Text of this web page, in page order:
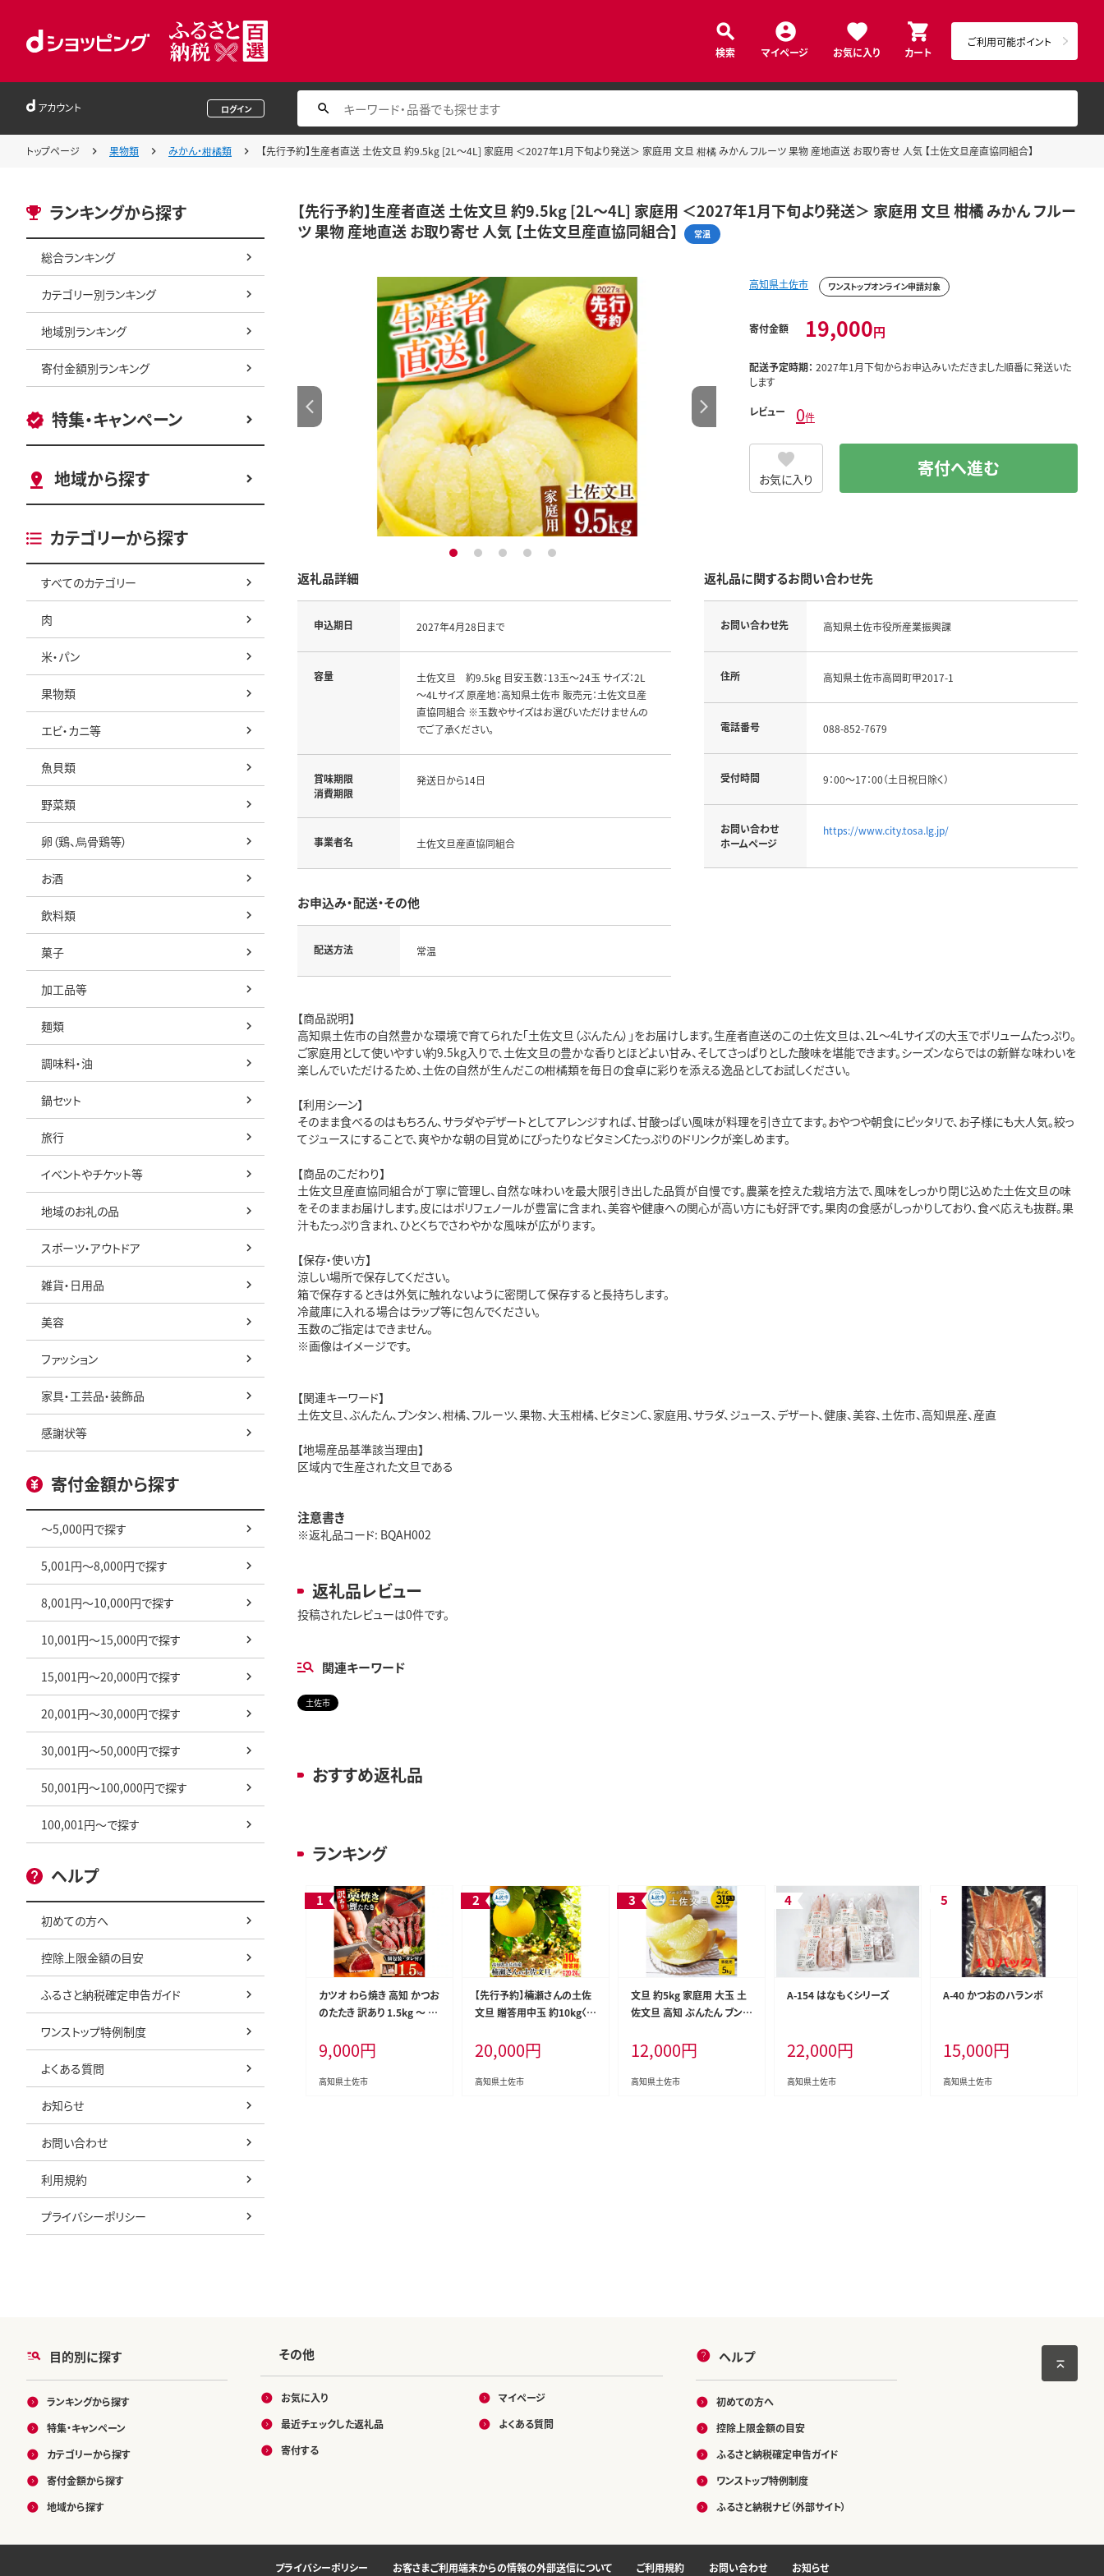
検索 マイページ お気に入り カート
ご利用可能ポイント
アカウント ログイン
トップページ 果物類 みかん・柑橘類 【先行予約】生産者直送 土佐文旦 約9.5kg [2L～4L] 家庭用 ＜2027年1月下旬より発送＞ 家庭用 文旦 柑橘 みかん フルーツ 果物 産地直送 お取り寄せ 人気 【土佐文旦産直協同組合】
ランキングから探す
総合ランキング
カテゴリー別ランキング
地域別ランキング
寄付金額別ランキング
特集・キャンペーン
地域から探す
カテゴリーから探す
すべてのカテゴリー
肉
米・パン
果物類
エビ・カニ等
魚貝類
野菜類
卵（鶏、烏骨鶏等）
お酒
飲料類
菓子
加工品等
麺類
調味料・油
鍋セット
旅行
イベントやチケット等
地域のお礼の品
スポーツ・アウトドア
雑貨・日用品
美容
ファッション
家具・工芸品・装飾品
感謝状等
寄付金額から探す
～5,000円で探す
5,001円～8,000円で探す
8,001円～10,000円で探す
10,001円～15,000円で探す
15,001円～20,000円で探す
20,001円～30,000円で探す
30,001円～50,000円で探す
50,001円～100,000円で探す
100,001円～で探す
ヘルプ
初めての方へ
控除上限金額の目安
ふるさと納税確定申告ガイド
ワンストップ特例制度
よくある質問
お知らせ
お問い合わせ
利用規約
プライバシーポリシー
【先行予約】生産者直送 土佐文旦 約9.5kg [2L～4L] 家庭用 ＜2027年1月下旬より発送＞ 家庭用 文旦 柑橘 みかん フルー
ツ 果物 産地直送 お取り寄せ 人気 【土佐文旦産直協同組合】
常温
1 2 3 4 5
高知県土佐市 ワンストップオンライン申請対象
寄付金額 19,000円
配送予定時期： 2027年1月下旬からお申込みいただきました順番に発送いた
します
レビュー 0件
お気に入り 寄付へ進む
返礼品詳細
申込期日 2027年4月28日まで
容量
土佐文旦 約9.5kg 目安玉数：13玉～24玉 サイズ：2L
～4Lサイズ 原産地：高知県土佐市 販売元：土佐文旦産
直協同組合 ※玉数やサイズはお選びいただけませんの
でご了承ください。
賞味期限
消費期限
発送日から14日
事業者名 土佐文旦産直協同組合
お申込み・配送・その他
配送方法 常温
返礼品に関するお問い合わせ先
お問い合わせ先 高知県土佐市役所産業振興課
住所 高知県土佐市高岡町甲2017-1
電話番号 088-852-7679
受付時間 9：00～17：00（土日祝日除く）
お問い合わせ
ホームページ
https://www.city.tosa.lg.jp/
【商品説明】
高知県土佐市の自然豊かな環境で育てられた「土佐文旦（ぶんたん）」をお届けします。生産者直送のこの土佐文旦は、2L～4Lサイズの大玉でボリュームたっぷり。
ご家庭用として使いやすい約9.5kg入りで、土佐文旦の豊かな香りとほどよい甘み、そしてさっぱりとした酸味を堪能できます。シーズンならではの新鮮な味わいを
楽しんでいただけるため、土佐の自然が生んだこの柑橘類を毎日の食卓に彩りを添える逸品としてお試しください。
【利用シーン】
そのまま食べるのはもちろん、サラダやデザートとしてアレンジすれば、甘酸っぱい風味が料理を引き立てます。おやつや朝食にピッタリで、お子様にも大人気。絞っ
てジュースにすることで、爽やかな朝の目覚めにぴったりなビタミンCたっぷりのドリンクが楽しめます。
【商品のこだわり】
土佐文旦産直協同組合が丁寧に管理し、自然な味わいを最大限引き出した品質が自慢です。農薬を控えた栽培方法で、風味をしっかり閉じ込めた土佐文旦の味
をそのままお届けします。皮にはポリフェノールが豊富に含まれ、美容や健康への関心が高い方にも好評です。果肉の食感がしっかりしており、食べ応えも抜群。果
汁もたっぷり含まれ、ひとくちでさわやかな風味が広がります。
【保存・使い方】
涼しい場所で保存してください。
箱で保存するときは外気に触れないように密閉して保存すると長持ちします。
冷蔵庫に入れる場合はラップ等に包んでください。
玉数のご指定はできません。
※画像はイメージです。
【関連キーワード】
土佐文旦、ぶんたん、ブンタン、柑橘、フルーツ、果物、大玉柑橘、ビタミンC、家庭用、サラダ、ジュース、デザート、健康、美容、土佐市、高知県産、産直
【地場産品基準該当理由】
区域内で生産された文旦である
注意書き
※返礼品コード: BQAH002
返礼品レビュー
投稿されたレビューは0件です。
関連キーワード
土佐市
おすすめ返礼品
ランキング
カツオ わら焼き 高知 かつお
のたたき 訳あり 1.5kg ～ 2.
かつお 鰹 かつおたたき 藁焼
き 訳アリ 鰹タタキ 鰹たたき
不揃い 規格外 鰹 刺身 刺し
9,000円
高知県土佐市
【先行予約】楠瀬さんの土佐
文旦 贈答用中玉 約10kg〈2
月5日発送〉期間限定 高知
土佐 文旦 ぶんたん ブンタン
柑橘 みかん 果物 10キロ 2L
20,000円
高知県土佐市
文旦 約5kg 家庭用 大玉 土
佐文旦 高知 ぶんたん ブンタ
イズ 8～9個 果物 柑橘 フル
ーツ 高知県産 家庭用 ご自
宅用 傷 美味しい
12,000円
高知県土佐市
A-154 はなもくシリーズ
22,000円
高知県土佐市
A-40 かつおのハランボ
15,000円
高知県土佐市
目的別に探す
ランキングから探す
特集・キャンペーン
カテゴリーから探す
寄付金額から探す
地域から探す
その他
お気に入り
最近チェックした返礼品
寄付する
マイページ
よくある質問
ヘルプ
初めての方へ
控除上限金額の目安
ふるさと納税確定申告ガイド
ワンストップ特例制度
ふるさと納税ナビ（外部サイト）
プライバシーポリシー お客さまご利用端末からの情報の外部送信について ご利用規約 お問い合わせ お知らせ